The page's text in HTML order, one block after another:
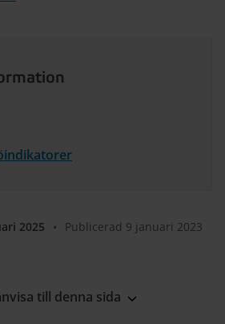
2025 • Publicerad 9 januari 2023
till denna sida